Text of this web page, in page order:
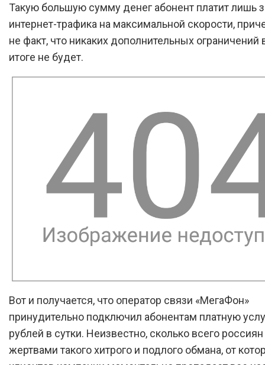
Такую большую сумму денег абонент платит лишь
интернет-трафика на максимальной скорости,
не факт, что никаких дополнительных ограничений
итоге не будет.
Вот и получается, что оператор связи «МегаФон»
принудительно подключил абонентам платную
рублей в сутки. Неизвестно, сколько всего
жертвами такого хитрого и подлого обмана, от